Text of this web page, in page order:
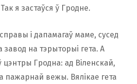
я застаўся ў Гродне.
і дапамагаў маме, сусед
на тэрыторыі гета. А
цэнтры Гродна: ад Віленскай,
пажарнай вежы. Вялікае гета